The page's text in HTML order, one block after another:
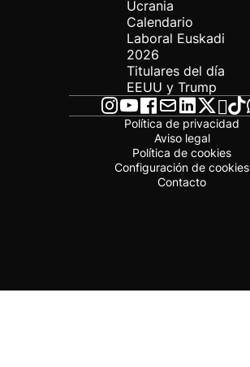
Ucrania
Calendario
Laboral Euskadi
2026
Titulares del día
EEUU y Trump
Política de privacidad
Aviso legal
Política de cookies
Configuración de cookies
Contacto